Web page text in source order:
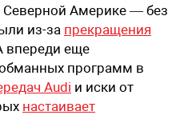
Северной Америке — без
из-за прекращения
впереди еще
программ в
Audi и иски от
настаивает